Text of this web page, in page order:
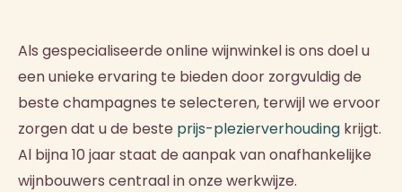
Als gespecialiseerde online wijnwinkel is ons doel u
een unieke ervaring te bieden door zorgvuldig de
beste champagnes te selecteren, terwijl we ervoor
zorgen dat u de beste prijs-plezierverhouding krijgt.
Al bijna 10 jaar staat de aanpak van onafhankelijke
wijnbouwers centraal in onze werkwijze.